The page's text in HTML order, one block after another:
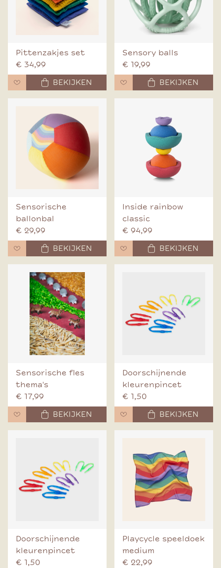
Pittenzakjes set
€ 34,99
BEKIJKEN
Sensory balls
€ 19,99
BEKIJKEN
Sensorische
ballonbal
€ 29,99
BEKIJKEN
Inside rainbow
classic
€ 94,99
BEKIJKEN
Sensorische fles
thema's
€ 17,99
BEKIJKEN
Doorschijnende
kleurenpincet
€ 1,50
BEKIJKEN
Doorschijnende
kleurenpincet
€ 1,50
Playcycle speeldoek
medium
€ 22,99